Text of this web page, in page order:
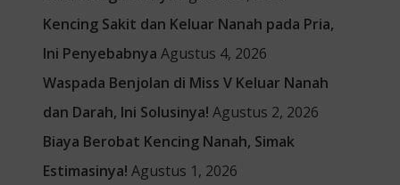
Kencing Sakit dan Keluar Nanah pada Pria,
Ini Penyebabnya Agustus 4, 2026
Waspada Benjolan di Miss V Keluar Nanah
dan Darah, Ini Solusinya! Agustus 2, 2026
Biaya Berobat Kencing Nanah, Simak
Estimasinya! Agustus 1, 2026